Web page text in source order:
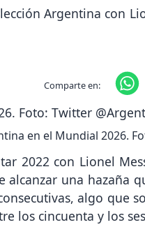
Argentina con
Comparte en:
en el Mundial 2026.
2022 con Lionel
una hazaña
algo que
los cincuenta y los